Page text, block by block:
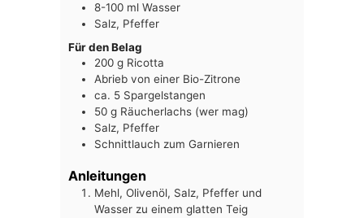
8-100 ml Wasser
Salz, Pfeffer
Für den Belag
200 g Ricotta
Abrieb von einer Bio-Zitrone
ca. 5 Spargelstangen
50 g Räucherlachs (wer mag)
Salz, Pfeffer
Schnittlauch zum Garnieren
Anleitungen
Mehl, Olivenöl, Salz, Pfeffer und
Wasser zu einem glatten Teig